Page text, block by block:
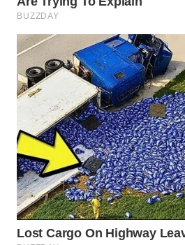
WN
WN
SIMALUNGUN
WN
LABUHANBATU
WN
TAPANULI
TENGAH
WN DELI